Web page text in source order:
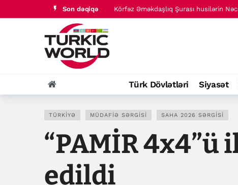
Son dəqiqə Körfəz Əməkdaşlıq Şurası husilərin
Türk Dövlətləri Siyasət
TÜRKIYƏ MÜDAFIƏ SƏRGISI SAHA 2026 SƏRGISI
“PAMİR 4x4”ü
edildi